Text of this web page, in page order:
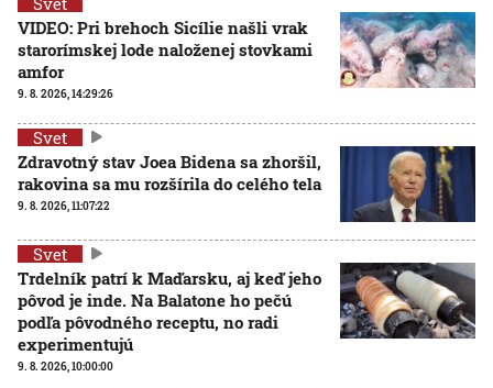
VIDEO: Pri brehoch Sicílie našli vrak
starorímskej lode naloženej stovkami
amfor
9. 8. 2026, 14:29:26
Svet
Zdravotný stav Joea Bidena sa zhoršil,
rakovina sa mu rozšírila do celého tela
9. 8. 2026, 11:07:22
Svet
Trdelník patrí k Maďarsku, aj keď jeho
pôvod je inde. Na Balatone ho pečú
podľa pôvodného receptu, no radi
experimentujú
9. 8. 2026, 10:00:00